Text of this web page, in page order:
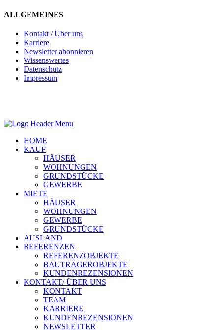
ALLGEMEINES
Kontakt / Über uns
Karriere
Newsletter abonnieren
Wissenswertes
Datenschutz
Impressum
HOME
KAUF
HÄUSER
WOHNUNGEN
GRUNDSTÜCKE
GEWERBE
MIETE
HÄUSER
WOHNUNGEN
GEWERBE
GRUNDSTÜCKE
AUSLAND
REFERENZEN
REFERENZOBJEKTE
BAUTRÄGEROBJEKTE
KUNDENREZENSIONEN
KONTAKT/ ÜBER UNS
KONTAKT
TEAM
KARRIERE
KUNDENREZENSIONEN
NEWSLETTER